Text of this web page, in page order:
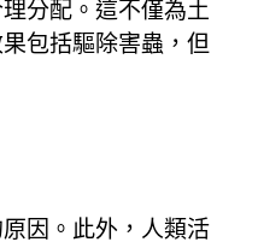
分配。這不僅為土
包括驅除害蟲，但
因。此外，人類活